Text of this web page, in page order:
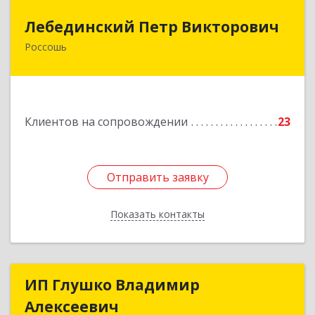
Лебединский Петр Викторович
Россошь
Клиентов на сопровождении 23
Отправить заявку
Показать контакты
Лебединский Петр Викторович
396650, Воронежская обл., г. Россошь, пер.
Отправить заявку
Назад
ИП Глушко Владимир
Алексеевич
ИП Глушко Владимир